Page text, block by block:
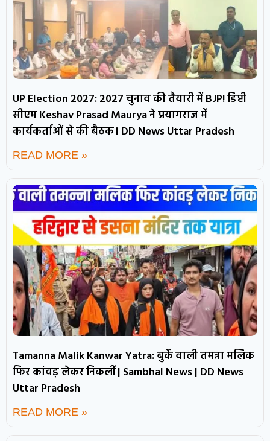
UP Election 2027: 2027 चुनाव की तैयारी में BJP! डिप्टी
सीएम Keshav Prasad Maurya ने प्रयागराज में
कार्यकर्ताओं से की बैठक। DD News Uttar Pradesh
READ MORE »
Tamanna Malik Kanwar Yatra: बुर्के वाली तमन्ना मलिक
फिर कांवड़ लेकर निकलीं | Sambhal News | DD News
Uttar Pradesh
READ MORE »